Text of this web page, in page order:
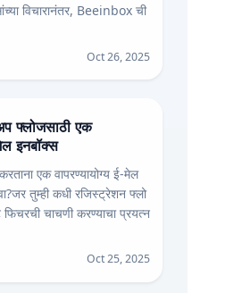
विचारानंतर, Beeinbox ची
Oct 26, 2025
फ्लोजसाठी एक
इनबॉक्स
एक वापरण्यायोग्य ई-मेल
तुम्ही कधी रजिस्ट्रेशन फ्लो
फिचरची चाचणी करण्याचा प्रयत्न
Oct 25, 2025